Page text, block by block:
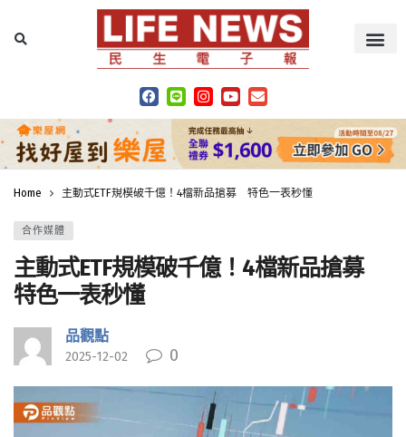
Home 主動式ETF規模破千億！4檔新品搶募 特色一表秒懂
合作媒體
主動式ETF規模破千億！4檔新品搶募
特色一表秒懂
品觀點
2025-12-02 0